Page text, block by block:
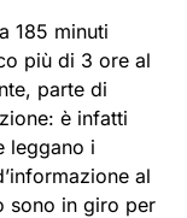
185 minuti
più di 3 ore al
parte di
è infatti
leggano i
al
sono in giro per